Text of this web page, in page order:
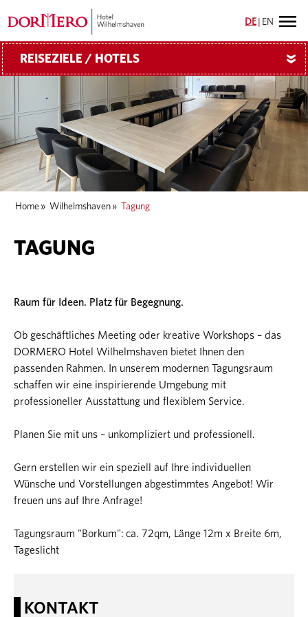
DE EN
REISEZIELE / HOTELS »
Home » Wilhelmshaven » Tagung
TAGUNG
Raum für Ideen. Platz für Begegnung.
Ob geschäftliches Meeting oder kreative Workshops – das
DORMERO Hotel Wilhelmshaven bietet Ihnen den
passenden Rahmen. In unserem modernen Tagungsraum
schaffen wir eine inspirierende Umgebung mit
professioneller Ausstattung und flexiblem Service.
Planen Sie mit uns – unkompliziert und professionell.
Gern erstellen wir ein speziell auf Ihre individuellen
Wünsche und Vorstellungen abgestimmtes Angebot! Wir
freuen uns auf Ihre Anfrage!
Tagungsraum "Borkum": ca. 72qm, Länge 12m x Breite 6m,
Tageslicht
KONTAKT